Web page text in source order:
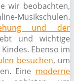
wir beobachten,
Musikschulen.
und der
und wichtige
Ebenso im
besuchen, um
Eine moderne